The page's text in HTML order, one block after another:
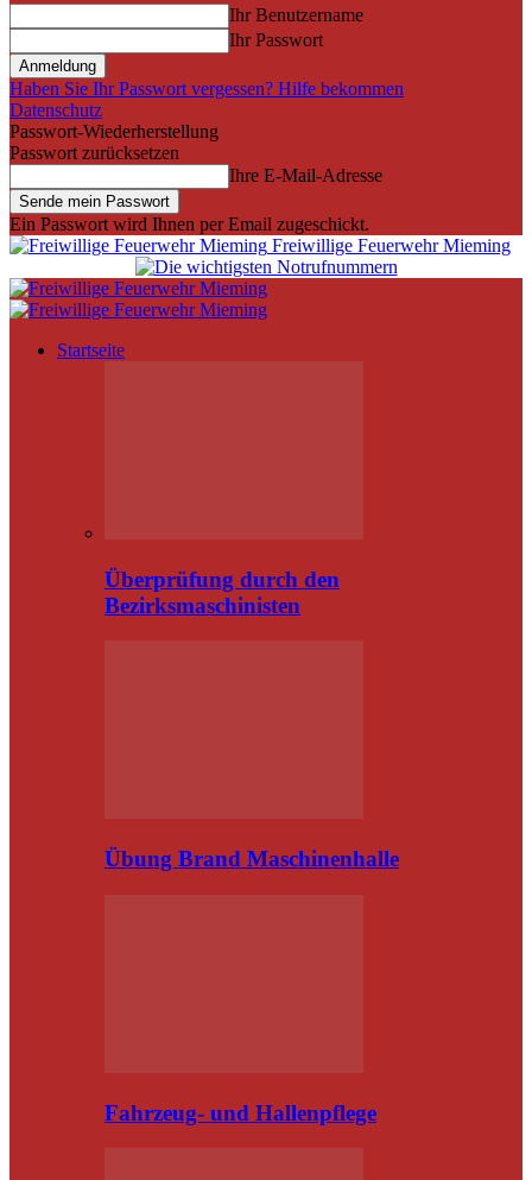
Ihr Benutzername
Ihr Passwort
Haben Sie Ihr Passwort vergessen? Hilfe bekommen
Datenschutz
Passwort-Wiederherstellung
Passwort zurücksetzen
Ihre E-Mail-Adresse
Ein Passwort wird Ihnen per Email zugeschickt.
Freiwillige Feuerwehr Mieming
Startseite
Überprüfung durch den
Bezirksmaschinisten
Übung Brand Maschinenhalle
Fahrzeug- und Hallenpflege